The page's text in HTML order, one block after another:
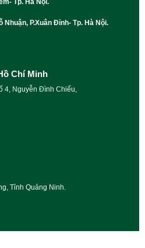
Tp. Hà Nội.
P.Xuân Đỉnh- Tp. Hà Nội.
Chí Minh
4, Nguyễn Đình Chiểu,
Tỉnh Quảng Ninh.